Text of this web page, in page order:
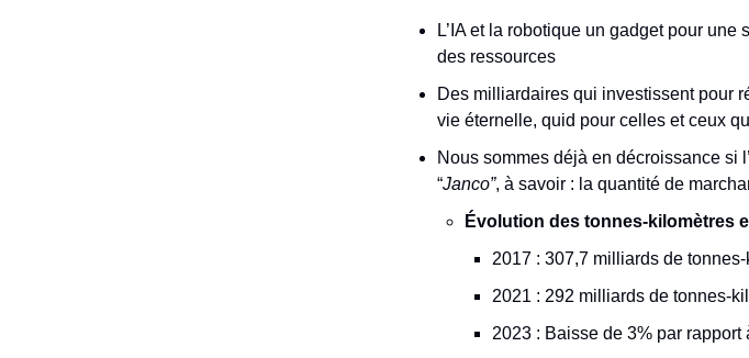
L’IA et la robotique un gadget pour
des ressources
Des milliardaires qui investissent pour
vie éternelle, quid pour celles et ceux
Nous sommes déjà en décroissance si
“Janco”, à savoir : la quantité de
Évolution des tonnes-kilomètres
2017 : 307,7 milliards de
2021 : 292 milliards de tonnes-
2023 : Baisse de 3% par rapport